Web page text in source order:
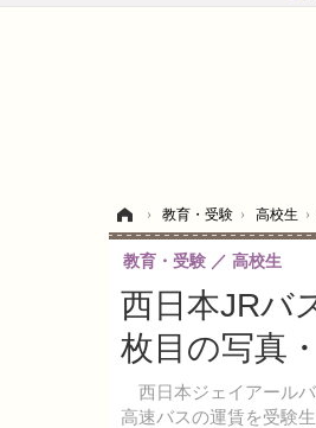
› 教育・受験 › 高校生 ›
西日本JRバ
枚目の写真
西日本ジェイアール
高速バスの運賃を受験
教育・受験 高校生